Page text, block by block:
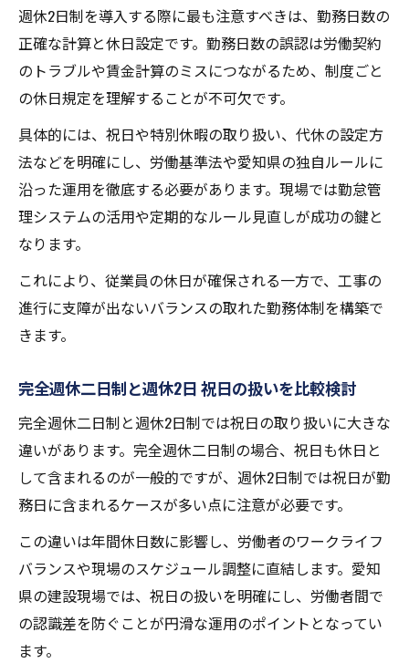
週休2日制を導入する際に最も注意すべきは、勤務日数の
正確な計算と休日設定です。勤務日数の誤認は労働契約
のトラブルや賃金計算のミスにつながるため、制度ごと
の休日規定を理解することが不可欠です。
具体的には、祝日や特別休暇の取り扱い、代休の設定方
法などを明確にし、労働基準法や愛知県の独自ルールに
沿った運用を徹底する必要があります。現場では勤怠管
理システムの活用や定期的なルール見直しが成功の鍵と
なります。
これにより、従業員の休日が確保される一方で、工事の
進行に支障が出ないバランスの取れた勤務体制を構築で
きます。
完全週休二日制と週休2日 祝日の扱いを比較検討
完全週休二日制と週休2日制では祝日の取り扱いに大きな
違いがあります。完全週休二日制の場合、祝日も休日と
して含まれるのが一般的ですが、週休2日制では祝日が勤
務日に含まれるケースが多い点に注意が必要です。
この違いは年間休日数に影響し、労働者のワークライフ
バランスや現場のスケジュール調整に直結します。愛知
県の建設現場では、祝日の扱いを明確にし、労働者間で
の認識差を防ぐことが円滑な運用のポイントとなってい
ます。